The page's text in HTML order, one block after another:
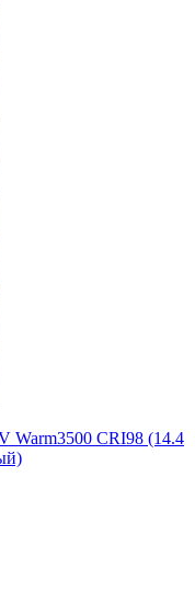
Warm3500 CRI98 (14.4